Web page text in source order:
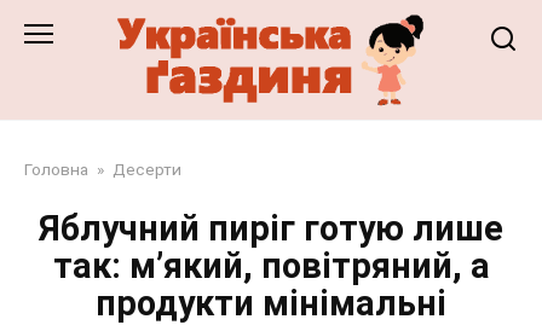
Головна » Десерти
Яблучний пиріг готую лише
так: м’який, повітряний, а
продукти мінімальні